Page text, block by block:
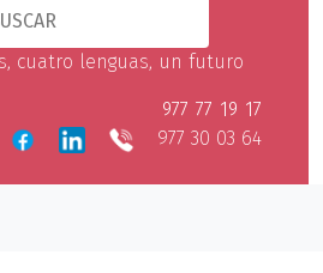
cuatro lenguas, un futuro
977 77 19 17
977 30 03 64